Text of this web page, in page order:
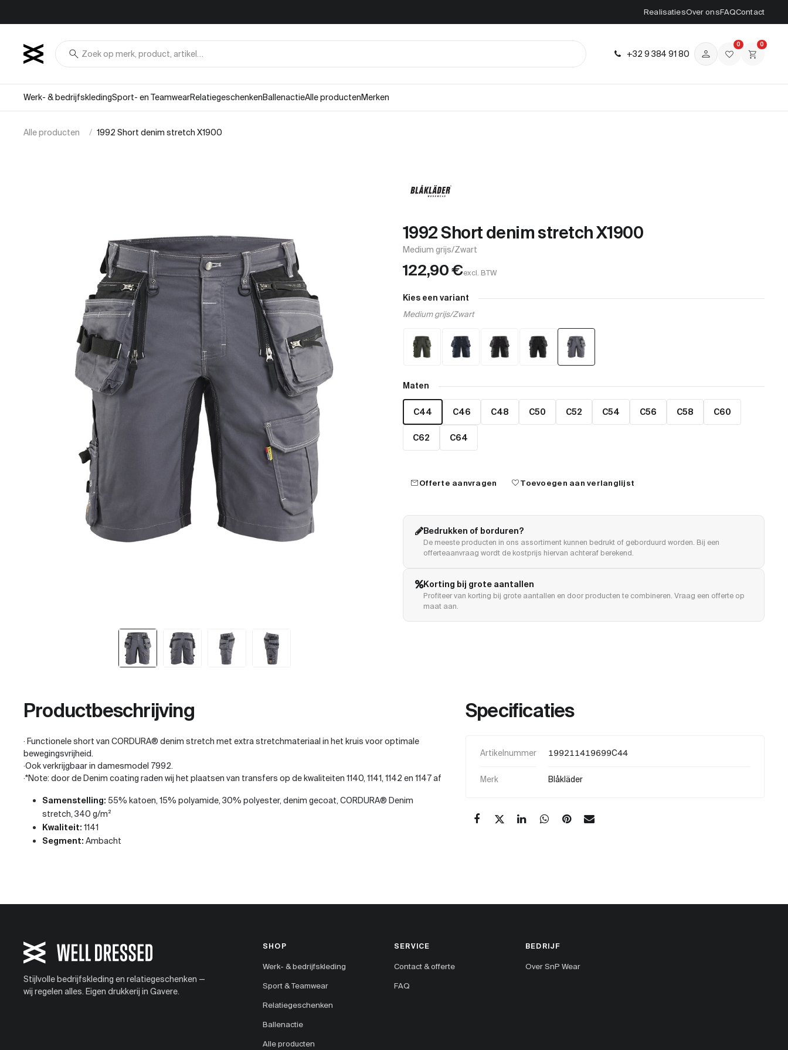
RealisatiesOver onsFAQContact
search
0
0
+32 9 384 91 80
Werk- & bedrijfskledingSport- en TeamwearRelatiegeschenkenBallenactieAlle productenMerken
Alle producten 1992 Short denim stretch X1900
1992 Short denim stretch X1900
Medium grijs/Zwart
122,90€excl. BTW
Kies een variant
Medium grijs/Zwart
Maten
C44 C46 C48 C50 C52 C54 C56 C58 C60
C62 C64
mailOfferte aanvragen favoriteToevoegen aan verlanglijst
Bedrukken of borduren?
De meeste producten in ons assortiment kunnen bedrukt of geborduurd worden. Bij een
offerteaanvraag wordt de kostprijs hiervan achteraf berekend.
Korting bij grote aantallen
Profiteer van korting bij grote aantallen en door producten te combineren. Vraag een offerte op
maat aan.
Productbeschrijving
· Functionele short van CORDURA® denim stretch met extra stretchmateriaal in het kruis voor optimale
bewegingsvrijheid.
·Ook verkrijgbaar in damesmodel 7992.
·*Note: door de Denim coating raden wij het plaatsen van transfers op de kwaliteiten 1140, 1141, 1142 en 1147 af
Samenstelling: 55% katoen, 15% polyamide, 30% polyester, denim gecoat, CORDURA® Denim
stretch, 340 g/m²
Kwaliteit: 1141
Segment: Ambacht
Specificaties
Artikelnummer 199211419699C44
Merk Blåkläder
Stijlvolle bedrijfskleding en relatiegeschenken —
wij regelen alles. Eigen drukkerij in Gavere.
SHOP
Werk- & bedrijfskleding
Sport & Teamwear
Relatiegeschenken
Ballenactie
Alle producten
SERVICE
Contact & offerte
FAQ
BEDRIJF
Over SnP Wear